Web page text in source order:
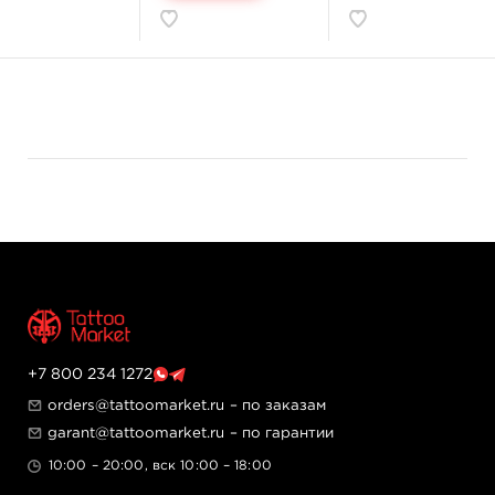
который помогают обеззараживать кожу в момент
нанесения татуировки, а также способствуют
Самый нежный и светлый оттенок среди всех цветов
Идеально работает в сочетании с более темными и
насыщенными пигментами – классическим
Главные достоинства:
герметичность после вскрытия.
Токсикологический контроль состава.
+7 800 234 1272
orders@tattoomarket.ru – по заказам
garant@tattoomarket.ru – по гарантии
10:00 – 20:00, вск 10:00 – 18:00